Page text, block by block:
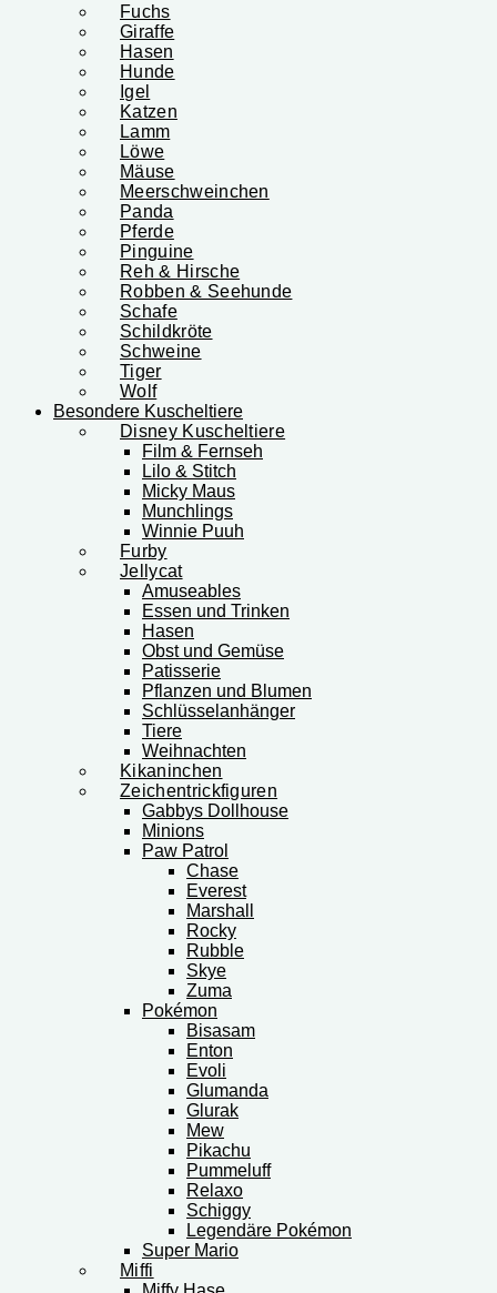
Fuchs
Giraffe
Hasen
Hunde
Igel
Katzen
Lamm
Löwe
Mäuse
Meerschweinchen
Panda
Pferde
Pinguine
Reh & Hirsche
Robben & Seehunde
Schafe
Schildkröte
Schweine
Tiger
Wolf
Besondere Kuscheltiere
Disney Kuscheltiere
Film & Fernseh
Lilo & Stitch
Micky Maus
Munchlings
Winnie Puuh
Furby
Jellycat
Amuseables
Essen und Trinken
Hasen
Obst und Gemüse
Patisserie
Pflanzen und Blumen
Schlüsselanhänger
Tiere
Weihnachten
Kikaninchen
Zeichentrickfiguren
Gabbys Dollhouse
Minions
Paw Patrol
Chase
Everest
Marshall
Rocky
Rubble
Skye
Zuma
Pokémon
Bisasam
Enton
Evoli
Glumanda
Glurak
Mew
Pikachu
Pummeluff
Relaxo
Schiggy
Legendäre Pokémon
Super Mario
Miffi